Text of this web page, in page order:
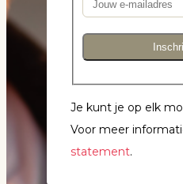
Je kunt je op elk
Voor meer
statement.